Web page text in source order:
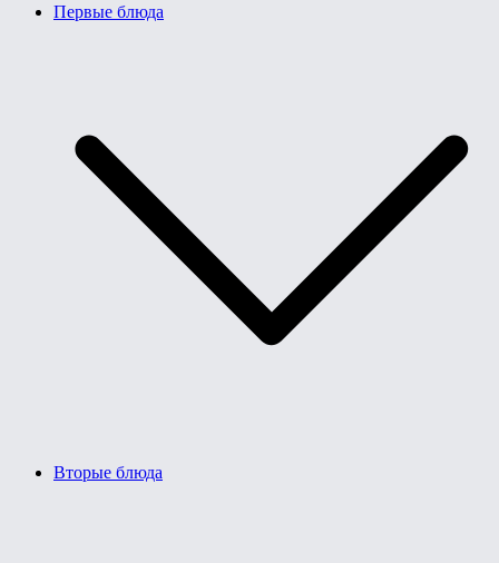
Первые блюда
Вторые блюда